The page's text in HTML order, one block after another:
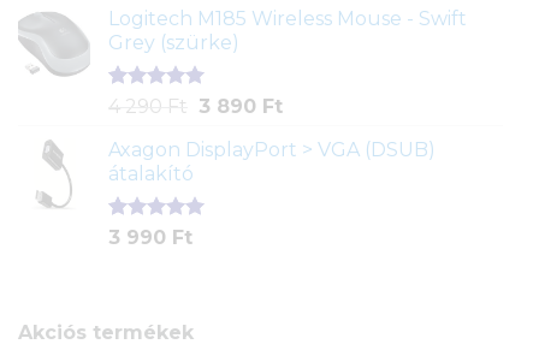
5-ből,
értékelés
alapján
Logitech M185 Wireless Mouse - Swift
Grey (szürke)
Értékelés
ből,
1
értékelés
alapján
4 290 Ft
Original
was:
290 Ft.
3 890 FtCurrent
is:
Axagon DisplayPort > VGA (DSUB)
átalakító
Értékelés
1
3 990 Ft
Akciós termékek